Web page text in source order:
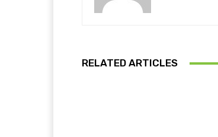
RELATED ARTICLES